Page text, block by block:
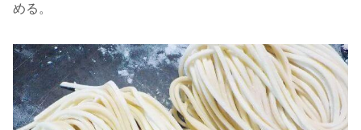
める。